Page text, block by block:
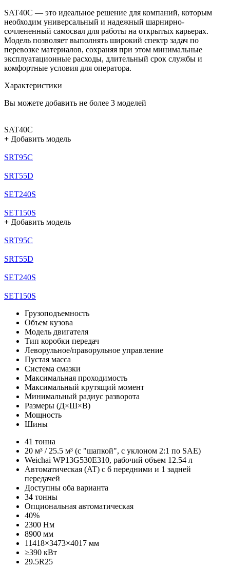
SAT40C — это идеальное решение для компаний, которым
необходим универсальный и надежный шарнирно-
сочлененный самосвал для работы на открытых карьерах.
Модель позволяет выполнять широкий спектр задач по
перевозке материалов, сохраняя при этом минимальные
эксплуатационные расходы, длительный срок службы и
комфортные условия для оператора.
Характеристики
Вы можете добавить не более 3 моделей
SAT40C
+ Добавить модель
SRT95C
SRT55D
SET240S
SET150S
+ Добавить модель
SRT95C
SRT55D
SET240S
SET150S
Грузоподъемность
Объем кузова
Модель двигателя
Тип коробки передач
Леворульное/праворульное управление
Пустая масса
Система смазки
Максимальная проходимость
Максимальный крутящий момент
Минимальный радиус разворота
Размеры (Д×Ш×В)
Мощность
Шины
41 тонна
20 м³ / 25.5 м³ (c "шапкой", с уклоном 2:1 по SAE)
Weichai WP13G530E310, рабочий объем 12.54 л
Автоматическая (AT) с 6 передними и 1 задней
передачей
Доступны оба варианта
34 тонны
Опциональная автоматическая
40%
2300 Нм
8900 мм
11418×3473×4017 мм
≥390 кВт
29.5R25